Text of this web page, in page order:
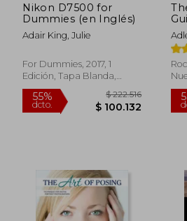
Nikon D7500 for
Dummies (en Inglés)
Adair King, Julie
For Dummies, 2017, 1
Edición, Tapa Blanda,
Nuevo